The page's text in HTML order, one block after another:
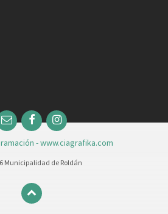
EmailFacebookInstagram
- www.ciagrafika.com
Municipalidad de Roldán